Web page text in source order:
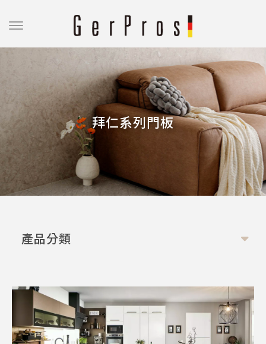
拜仁系列門板
產品分類